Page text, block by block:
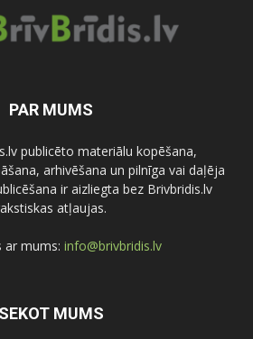
PAR MUMS
publicēto materiālu kopēšana,
arhivēšana un pilnīga vai daļēja
ir aizliegta bez Brivbridis.lv
atļaujas.
ar mums: info@brivbridis.lv
SEKOT MUMS